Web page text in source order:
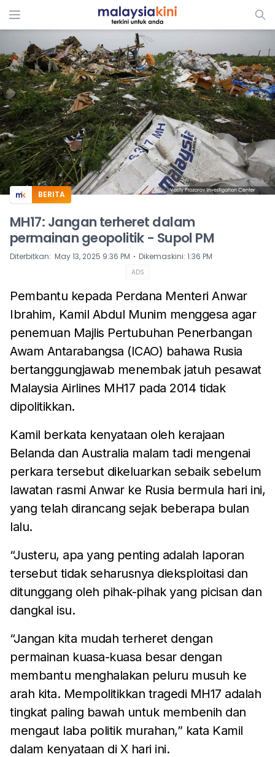
ADS
BERITA
MH17: Jangan terheret dalam
permainan geopolitik - Supol PM
Diterbitkan: May 13, 2025 9:36 PM ⋅ Dikemaskini: 1:36 PM
ADS
Pembantu kepada Perdana Menteri Anwar
Ibrahim, Kamil Abdul Munim menggesa agar
penemuan Majlis Pertubuhan Penerbangan
Awam Antarabangsa (ICAO) bahawa Rusia
bertanggungjawab menembak jatuh pesawat
Malaysia Airlines MH17 pada 2014 tidak
dipolitikkan.
Kamil berkata kenyataan oleh kerajaan
Belanda dan Australia malam tadi mengenai
perkara tersebut dikeluarkan sebaik sebelum
lawatan rasmi Anwar ke Rusia bermula hari ini,
yang telah dirancang sejak beberapa bulan
lalu.
“Justeru, apa yang penting adalah laporan
tersebut tidak seharusnya dieksploitasi dan
ditunggang oleh pihak-pihak yang picisan dan
dangkal isu.
“Jangan kita mudah terheret dengan
permainan kuasa-kuasa besar dengan
membantu menghalakan peluru musuh ke
arah kita. Mempolitikkan tragedi MH17 adalah
tingkat paling bawah untuk membenih dan
mengaut laba politik murahan,” kata Kamil
dalam kenyataan di X hari ini.